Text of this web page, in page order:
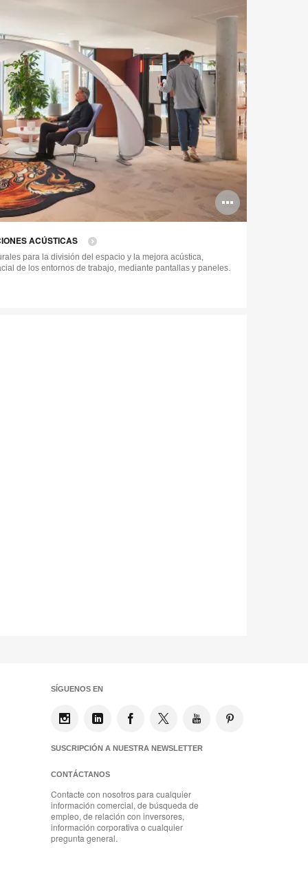
Abrir
imagen
ACÚSTICAS
para la división del espacio y la mejora acústica,
de los entornos de trabajo, mediante pantallas y paneles.
SÍGUENOS EN
SUSCRIPCIÓN A NUESTRA NEWSLETTER
CONTÁCTANOS
Contacte con nosotros para cualquier
información comercial, de búsqueda de
empleo, de relación con inversores,
información corporativa o cualquier
pregunta general.